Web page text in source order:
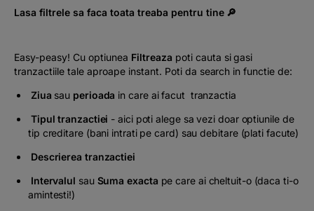
Lasa filtrele sa faca toata treaba pentru tine 🔎
Easy-peasy! Cu optiunea Filtreaza poti cauta si gasi
tranzactiile tale aproape instant. Poti da search in functie de:
Ziua sau perioada in care ai facut tranzactia
Tipul tranzactiei - aici poti alege sa vezi doar optiunile de
tip creditare (bani intrati pe card) sau debitare (plati facute)
Descrierea tranzactiei
Intervalul sau Suma exacta pe care ai cheltuit-o (daca ti-o
amintesti!)